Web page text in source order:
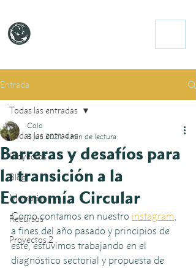
Entrada
Todas las entradas
Proyectos
Blog
Memoria
Recursos
Proyectos 2
Todas las entradas
Barreras y desafíos para
la transición a la
Economía Circular
Colo
8 jun 2021 4 min de lectura
Como contamos en nuestro instagram,
a fines del año pasado y principios de
este, estuvimos trabajando en el
diagnóstico sectorial y propuesta de